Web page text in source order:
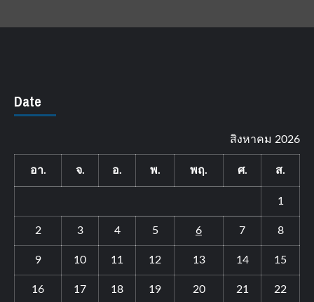
Date
สิงหาคม 2026
อา. จ. อ. พ. พฤ. ศ. ส.
1
2 3 4 5 6 7 8
9 10 11 12 13 14 15
16 17 18 19 20 21 22